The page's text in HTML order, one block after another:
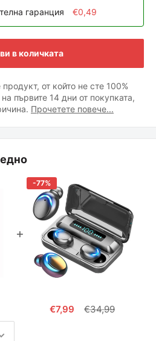
гаранция €0,49
в количката
от който не сте 100%
първите 14 дни от покупката,
Прочетете повече...
-77%
€7,99 €34,99